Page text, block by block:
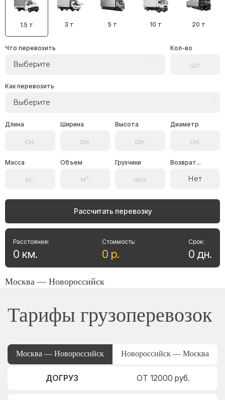
1.5 т 3 т 5 т 10 т 20 т
Что перевозить
Выберите
Кол-во
Как перевозить
Выберите
Длина Ширина Высота Диаметр
Масса Объем Грузчики Возврат...
Нет
Рассчитать перевозку
Стоимость:
0 р.
Расстояние:
0 км.
Срок:
0 дн.
Москва — Новороссийск
Тарифы грузоперевозок
Москва — Новороссийск Новороссийск — Москва
ДОГРУЗ ОТ 12000 руб.